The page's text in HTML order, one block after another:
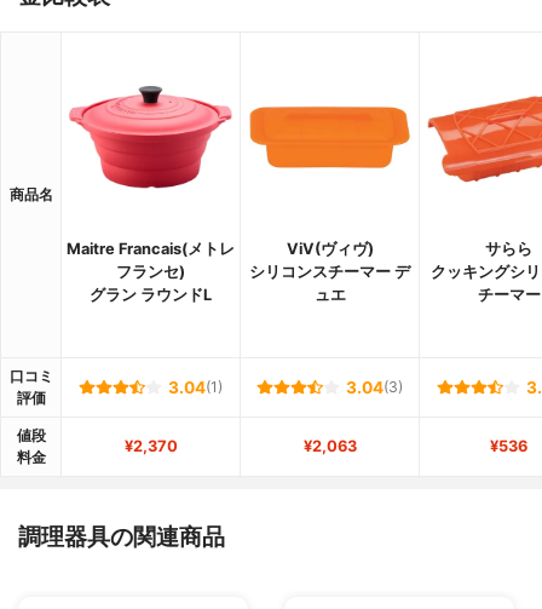
商品名
Maitre Francais(メトレ
フランセ)
グラン ラウンドL
ViV(ヴィヴ)
シリコンスチーマー デ
ュエ
サらら
クッキングシ
チーマー
口コミ
評価
3.04(1) 3.04(3)
値段
料金
¥2,370 ¥2,063 ¥536
調理器具の関連商品